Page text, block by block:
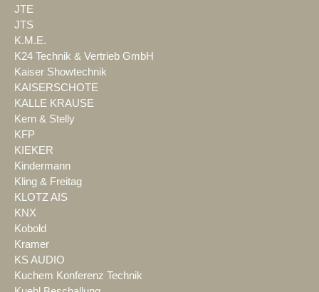
JTE
JTS
K.M.E.
K24 Technik & Vertrieb GmbH
Kaiser Showtechnik
KAISERSCHOTE
KALLE KRAUSE
Kern & Stelly
KFP
KIEKER
Kindermann
Kling & Freitag
KLOTZ AIS
KNX
Kobold
Kramer
KS AUDIO
Kuchem Konferenz Technik